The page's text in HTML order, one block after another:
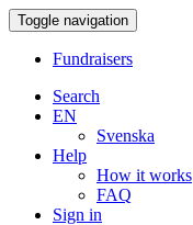
Toggle navigation
Fundraisers
Search
EN
Svenska
Help
How it works
FAQ
Sign in